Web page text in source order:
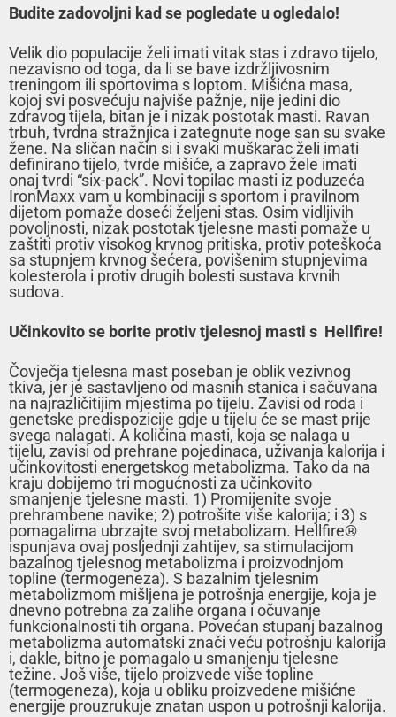
Budite zadovoljni kad se pogledate u ogledalo!
Velik dio populacije želi imati vitak stas i zdravo tijelo,
nezavisno od toga, da li se bave izdržljivosnim
treningom ili sportovima s loptom. Mišićna masa,
kojoj svi posvećuju najviše pažnje, nije jedini dio
zdravog tijela, bitan je i nizak postotak masti. Ravan
trbuh, tvrdna stražnjica i zategnute noge san su svake
žene. Na sličan način si i svaki muškarac želi imati
definirano tijelo, tvrde mišiće, a zapravo žele imati
onaj tvrdi “six-pack”. Novi topilac masti iz poduzeća
IronMaxx vam u kombinaciji s sportom i pravilnom
dijetom pomaže doseći željeni stas. Osim vidljivih
povoljnosti, nizak postotak tjelesne masti pomaže u
zaštiti protiv visokog krvnog pritiska, protiv poteškoća
sa stupnjem krvnog šećera, povišenim stupnjevima
kolesterola i protiv drugih bolesti sustava krvnih
sudova.
Učinkovito se borite protiv tjelesnoj masti s Hellfire!
Čovječja tjelesna mast poseban je oblik vezivnog
tkiva, jer je sastavljeno od masnih stanica i sačuvana
na najrazličitijim mjestima po tijelu. Zavisi od roda i
genetske predispozicije gdje u tijelu će se mast prije
svega nalagati. A količina masti, koja se nalaga u
tijelu, zavisi od prehrane pojedinaca, uživanja kalorija i
učinkovitosti energetskog metabolizma. Tako da na
kraju dobijemo tri mogućnosti za učinkovito
smanjenje tjelesne masti. 1) Promijenite svoje
prehrambene navike; 2) potrošite više kalorija; i 3) s
pomagalima ubrzajte svoj metabolizam. Hellfire®
ispunjava ovaj posljednji zahtijev, sa stimulacijom
bazalnog tjelesnog metabolizma i proizvodnjom
topline (termogeneza). S bazalnim tjelesnim
metabolizmom mišljena je potrošnja energije, koja je
dnevno potrebna za zalihe organa i očuvanje
funkcionalnosti tih organa. Povećan stupanj bazalnog
metabolizma automatski znači veću potrošnju kalorija
i, dakle, bitno je pomagalo u smanjenju tjelesne
težine. Još više, tijelo proizvede više topline
(termogeneza), koja u obliku proizvedene mišićne
energije prouzrukuje znatan uspon u potrošnji kalorija.